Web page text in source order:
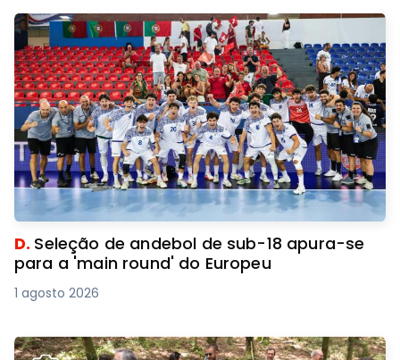
D. Seleção de andebol de sub-18 apura-se
para a 'main round' do Europeu
1 agosto 2026